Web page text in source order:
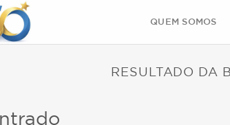
QUEM SOMOS
RESULTADO DA